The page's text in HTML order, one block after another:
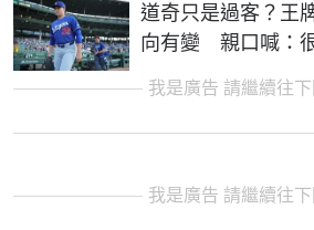
道奇只是過客？王
向有變 親口喊：
我是廣告 請繼續往
我是廣告 請繼續往